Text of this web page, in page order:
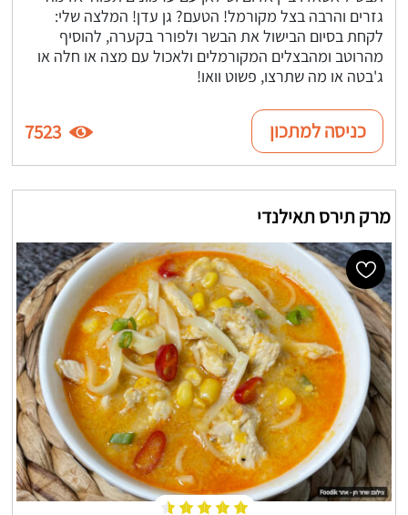
גזרים והרבה בצל מקורמל! הטעם? גן עדן! המלצה שלי:
לקחת בסיום הבישול את הבשר ולפורר בקערה, להוסיף
מהרוטב ומהבצלים המקורמלים ולאכול עם מצה או חלה או
ג'בטה או מה שתרצו, פשוט וואו!
כניסה למתכון 7523
מרק תירס תאילנדי